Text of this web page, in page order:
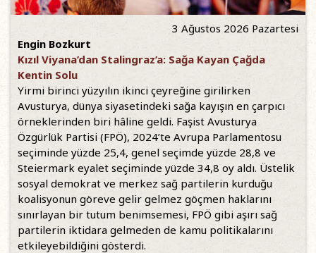
3 Ağustos 2026 Pazartesi
Engin Bozkurt
Kızıl Viyana’dan Stalingraz’a: Sağa Kayan Çağda
Kentin Solu
Yirmi birinci yüzyılın ikinci çeyreğine girilirken
Avusturya, dünya siyasetindeki sağa kayışın en çarpıcı
örneklerinden biri hâline geldi. Faşist Avusturya
Özgürlük Partisi (FPÖ), 2024’te Avrupa Parlamentosu
seçiminde yüzde 25,4, genel seçimde yüzde 28,8 ve
Steiermark eyalet seçiminde yüzde 34,8 oy aldı. Üstelik
sosyal demokrat ve merkez sağ partilerin kurduğu
koalisyonun göreve gelir gelmez göçmen haklarını
sınırlayan bir tutum benimsemesi, FPÖ gibi aşırı sağ
partilerin iktidara gelmeden de kamu politikalarını
etkileyebildiğini gösterdi.